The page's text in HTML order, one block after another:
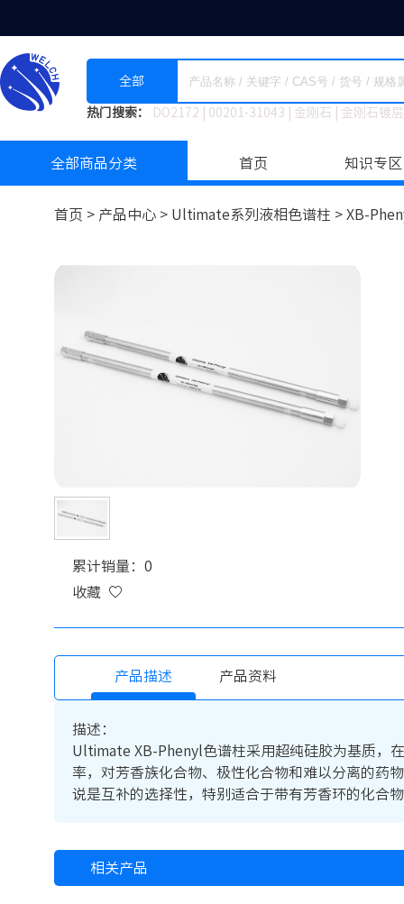
全部
热门搜索： DO2172 00201-31043 金刚石 金刚石镀
全部商品分类 首页 知识专区
首页 > 产品中心 > Ultimate系列液相色谱柱 > XB-
累计销量：0
收藏
产品描述 产品资料
描述：
Ultimate XB-Phenyl色谱柱采用超纯硅胶为基质，
率，对芳香族化合物、极性化合物和难以分离的药
说是互补的选择性，特别适合于带有芳香环的化合
相关产品